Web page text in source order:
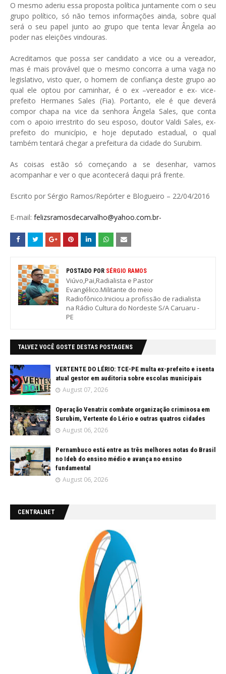
O mesmo aderiu essa proposta política juntamente com o seu
grupo político, só não temos informações ainda, sobre qual
será o seu papel junto ao grupo que tenta levar Ângela ao
poder nas eleições vindouras.
Acreditamos que possa ser candidato a vice ou a vereador,
mas é mais provável que o mesmo concorra a uma vaga no
legislativo, visto quer, o homem de confiança deste grupo ao
qual ele optou por caminhar, é o ex –vereador e ex- vice-
prefeito Hermanes Sales (Fia). Portanto, ele é que deverá
compor chapa na vice da senhora Ângela Sales, que conta
com o apoio irrestrito do seu esposo, doutor Valdi Sales, ex-
prefeito do município, e hoje deputado estadual, o qual
também tentará chegar a prefeitura da cidade do Surubim.
As coisas estão só começando a se desenhar, vamos
acompanhar e ver o que acontecerá daqui prá frente.
Escrito por Sérgio Ramos/Repórter e Blogueiro – 22/04/2016
E-mail: felizsramosdecarvalho@yahoo.com.br-
POSTADO POR SÉRGIO RAMOS
Viúvo,Pai,Radialista e Pastor
Evangélico.Militante do meio
Radiofônico.Iniciou a profissão de radialista
na Rádio Cultura do Nordeste S/A Caruaru -
PE
TALVEZ VOCÊ GOSTE DESTAS POSTAGENS
VERTENTE DO LÉRIO: TCE-PE multa ex-prefeito e isenta
atual gestor em auditoria sobre escolas municipais
August 07, 2026
Operação Venatrix combate organização criminosa em
Surubim, Vertente do Lério e outras quatros cidades
August 06, 2026
Pernambuco está entre as três melhores notas do Brasil
no Ideb do ensino médio e avança no ensino
fundamental
August 06, 2026
CENTRALNET